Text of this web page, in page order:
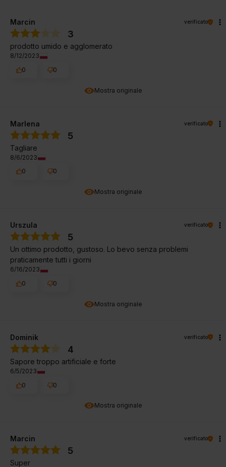
Mostra originale
Marcin verificato
3
prodotto umido e agglomerato
8/12/2023
0
0
Mostra originale
Marlena verificato
5
Tagliare
8/6/2023
0
0
Mostra originale
Urszula verificato
5
Un ottimo prodotto, gustoso. Lo bevo senza problemi
praticamente tutti i giorni
6/16/2023
0
0
Mostra originale
Dominik verificato
4
Sapore troppo artificiale e forte
6/5/2023
0
0
Marcin verificato
5
Super